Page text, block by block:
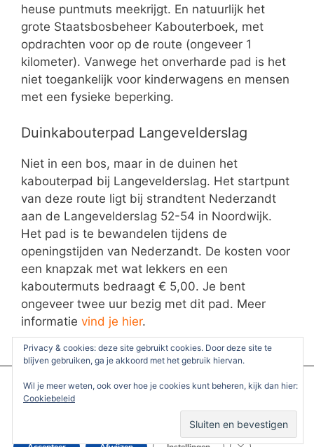
heuse puntmuts meekrijgt. En natuurlijk het
grote Staatsbosbeheer Kabouterboek, met
opdrachten voor op de route (ongeveer 1
kilometer). Vanwege het onverharde pad is het
niet toegankelijk voor kinderwagens en mensen
met een fysieke beperking.
Duinkabouterpad Langevelderslag
Niet in een bos, maar in de duinen het
kabouterpad bij Langevelderslag. Het startpunt
van deze route ligt bij strandtent Nederzandt
aan de Langevelderslag 52-54 in Noordwijk.
Het pad is te bewandelen tijdens de
openingstijden van Nederzandt. De kosten voor
een knapzak met wat lekkers en een
kaboutermuts bedraagt € 5,00. Je bent
ongeveer twee uur bezig met dit pad. Meer
informatie vind je hier.
Duinkabouterpad Hollands Duin
Bij restaurant Langs Berg en Dal,
Langevelderlaan 22 te ligt het startpunt van
een duinkabouterpad van 1500 meter. Je loopt
deze route in ongeveer een uurtje. Onderweg
We gebruiken cookies om je de beste ervaring op onze site te
bieden.
Je kunt meer informatie vinden over welke cookies we gebruiken
Sluit AVG/
Privacy & cookies: deze site gebruikt cookies. Door deze site te
blijven gebruiken, ga je akkoord met het gebruik hiervan.
Wil je meer weten, ook over hoe je cookies kunt beheren, kijk dan hier:
Cookiebeleid